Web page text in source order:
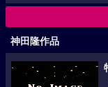
神田隆作品